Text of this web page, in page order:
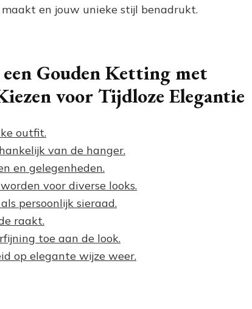
en jouw unieke stijl benadrukt.
Gouden Ketting met
voor Tijdloze Elegantie
outfit.
van de hanger.
en gelegenheden.
voor diverse looks.
persoonlijk sieraad.
raakt.
toe aan de look.
op elegante wijze weer.